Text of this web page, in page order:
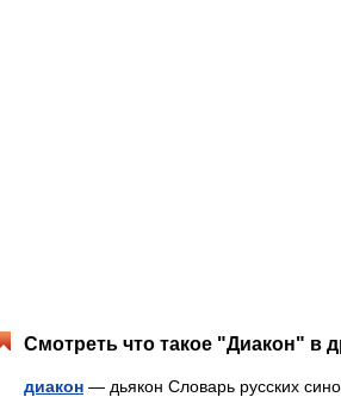
Смотреть что такое "Диакон" в
диакон — дьякон Словарь русских